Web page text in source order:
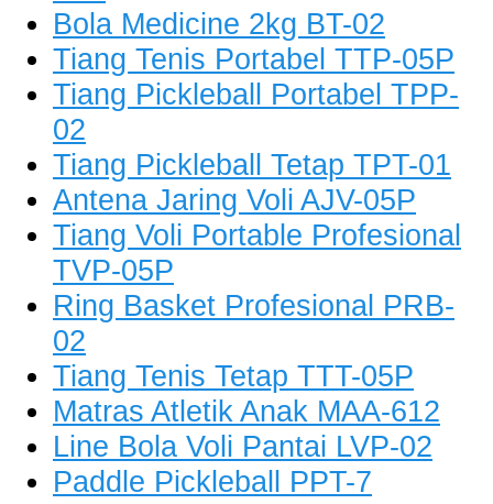
Bola Medicine 2kg BT-02
Tiang Tenis Portabel TTP-05P
Tiang Pickleball Portabel TPP-
02
Tiang Pickleball Tetap TPT-01
Antena Jaring Voli AJV-05P
Tiang Voli Portable Profesional
TVP-05P
Ring Basket Profesional PRB-
02
Tiang Tenis Tetap TTT-05P
Matras Atletik Anak MAA-612
Line Bola Voli Pantai LVP-02
Paddle Pickleball PPT-7